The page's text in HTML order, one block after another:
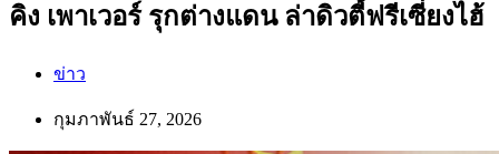
คิง เพาเวอร์ รุกต่างแดน ล่าดิวตี้ฟรีเซี่ยงไฮ้
ข่าว
กุมภาพันธ์ 27, 2026